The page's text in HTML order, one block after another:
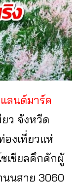
ลนด์มาร์ค
ยว จังหวีด
งเที่ยวแห่
เชียลคึกคักผู้
นนสาย 3060